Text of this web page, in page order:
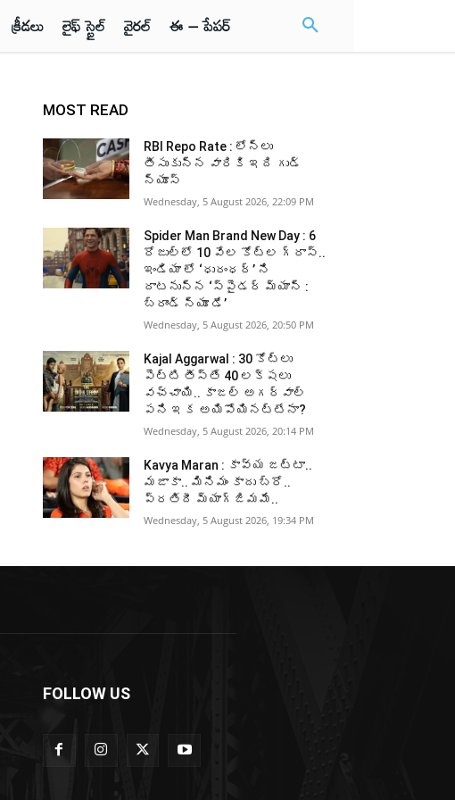
క్రీడలు లైఫ్ స్టైల్ వైరల్ ఈ – పేపర్
MOST READ
RBI Repo Rate : లోన్లు
తీసుకున్న వారికి ఇది గుడ్
న్యూస్
Wednesday, 5 August 2026, 22:09 PM
Spider Man Brand New Day : 6
రోజుల్లో 10 వేల కోట్ల గ్రాస్..
ఇండియా లో ‘ధురంధర్’ ని
దాటనున్న ‘స్పైడర్ మ్యాన్ :
బ్రాండ్ న్యూ డే’
Wednesday, 5 August 2026, 20:50 PM
Kajal Aggarwal : 30 కోట్లు
పెట్టి తీస్తే 40 లక్షలు
వచ్చాయి.. కాజల్ అగర్వాల్
పని ఇక అయిపోయినట్టేనా?
Wednesday, 5 August 2026, 20:14 PM
Kavya Maran : కావ్య జట్టా..
మజాకా.. మినిమం కాదు బ్రో..
ప్రతిదీ మ్యాగ్జిమమే..
Wednesday, 5 August 2026, 19:34 PM
FOLLOW US